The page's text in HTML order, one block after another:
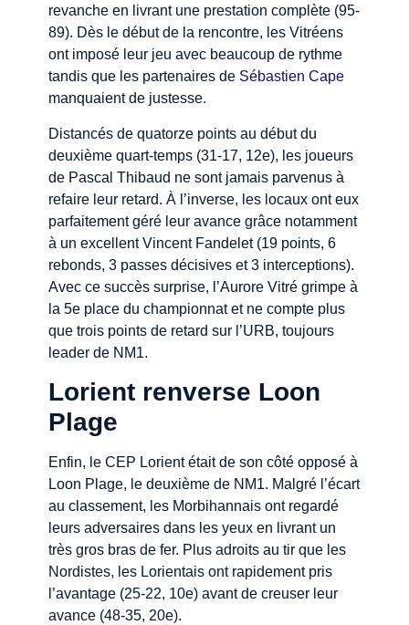
revanche en livrant une prestation complète (95-
89). Dès le début de la rencontre, les Vitréens
ont imposé leur jeu avec beaucoup de rythme
tandis que les partenaires de Sébastien Cape
manquaient de justesse.
Distancés de quatorze points au début du
deuxième quart-temps (31-17, 12e), les joueurs
de Pascal Thibaud ne sont jamais parvenus à
refaire leur retard. À l’inverse, les locaux ont eux
parfaitement géré leur avance grâce notamment
à un excellent Vincent Fandelet (19 points, 6
rebonds, 3 passes décisives et 3 interceptions).
Avec ce succès surprise, l’Aurore Vitré grimpe à
la 5e place du championnat et ne compte plus
que trois points de retard sur l’URB, toujours
leader de NM1.
Lorient renverse Loon
Plage
Enfin, le CEP Lorient était de son côté opposé à
Loon Plage, le deuxième de NM1. Malgré l’écart
au classement, les Morbihannais ont regardé
leurs adversaires dans les yeux en livrant un
très gros bras de fer. Plus adroits au tir que les
Nordistes, les Lorientais ont rapidement pris
l’avantage (25-22, 10e) avant de creuser leur
avance (48-35, 20e).